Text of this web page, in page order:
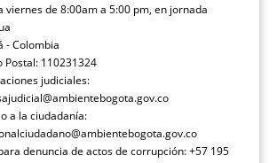
viernes de 8:00am a 5:00 pm, en jornada
- Colombia
Postal: 110231324
judiciales:
a la ciudadanía:
denuncia de actos de corrupción: +57 195